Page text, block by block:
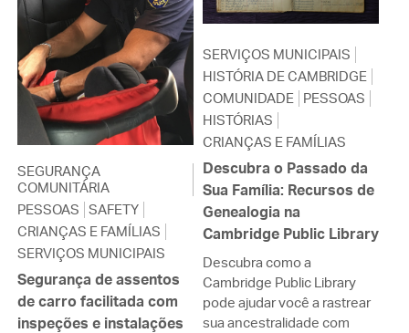
SEGURANÇA
COMUNITÁRIA
PESSOAS SAFETY
CRIANÇAS E FAMÍLIAS
SERVIÇOS MUNICIPAIS
Segurança de assentos
de carro facilitada com
inspeções e instalações
SERVIÇOS MUNICIPAIS
HISTÓRIA DE CAMBRIDGE
COMUNIDADE PESSOAS
HISTÓRIAS
CRIANÇAS E FAMÍLIAS
Descubra o Passado da
Sua Família: Recursos de
Genealogia na
Cambridge Public Library
Descubra como a
Cambridge Public Library
pode ajudar você a rastrear
sua ancestralidade com